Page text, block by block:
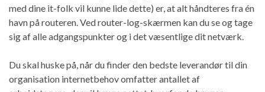
med dine it-folk vil kunne lide dette) er, at alt håndteres fra én
havn på routeren. Ved router-log-skærmen kan du se og tage
sig af alle adgangspunkter og i det væsentlige dit netværk.
Du skal huske på, når du finder den bedste leverandør til din
organisation internetbehov omfatter antallet af